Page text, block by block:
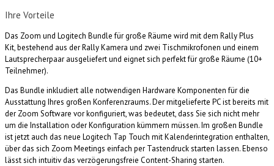
Ihre Vorteile
Das Zoom und Logitech Bundlefürgroße Räume wird mitdem Rally Plus
Kit,bestehend aus der Rally Kamera und zwei Tischmikrofonen und einem
Lautsprecherpaar ausgeliefert und eignet sich perfekt für große Räume (10+
Teilnehmer).
Das Bundle inkludiert alle notwendigen Hardware Komponenten für die
Ausstattung Ihres großen Konferenzraums. Der mitgelieferte PC ist bereits mit
der Zoom Software vor konfiguriert, was bedeutet, dass Sie sich nicht mehr
um die Installation oder Konfiguration kümmern müssen. Im großen Bundle
ist jetzt auch das neue Logitech Tap Touch mit Kalenderintegration enthalten,
über das sich Zoom Meetings einfach per Tastendruck starten lassen. Ebenso
lässt sich intuitiv das verzögerungsfreie Content-Sharing starten.